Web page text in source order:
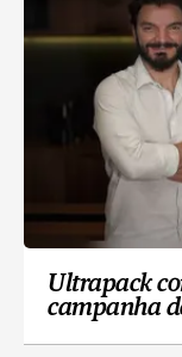
Ultrapack
campanha